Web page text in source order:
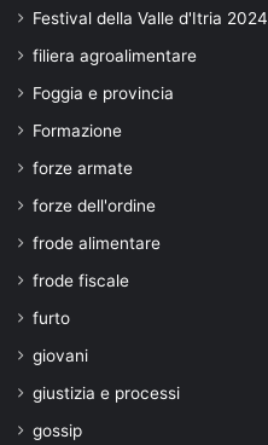
Festival della Valle d'Itria 2024
filiera agroalimentare
Foggia e provincia
Formazione
forze armate
forze dell'ordine
frode alimentare
frode fiscale
furto
giovani
giustizia e processi
gossip